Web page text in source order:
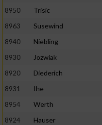
8950
Trisic
8963
Susewind
8940
Niebling
8930
Jozwiak
8920
Diederich
8931
Ihe
8954
Werth
8924
Hauser